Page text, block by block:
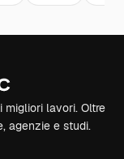
migliori lavori. Oltre
agenzie e studi.